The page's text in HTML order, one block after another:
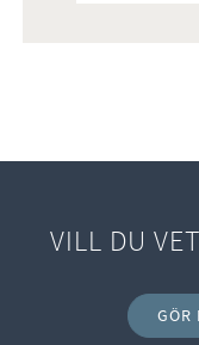
VILL DU
GÖR